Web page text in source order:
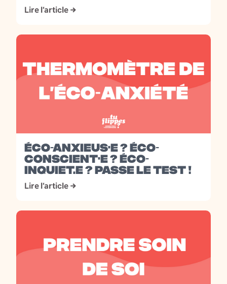
Lire l’article →
ÉCO-ANXIEUS·E ? ÉCO-
CONSCIENT·E ? ÉCO-
INQUIET.E ? PASSE LE TEST !
Lire l’article →